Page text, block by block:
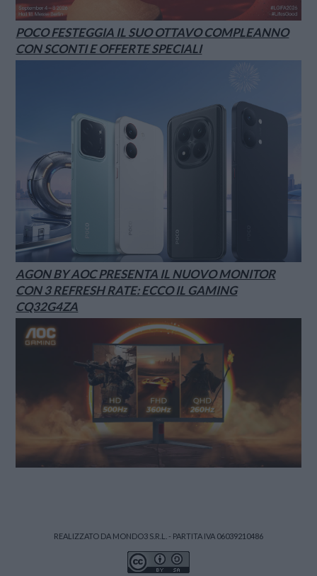
POCO FESTEGGIA IL SUO OTTAVO COMPLEANNO
CON SCONTI E OFFERTE SPECIALI
AGON BY AOC PRESENTA IL NUOVO MONITOR
CON 3 REFRESH RATE: ECCO IL GAMING
CQ32G4ZA
REALIZZATO DA MONDO3 S.R.L. - PARTITA IVA 06039210486